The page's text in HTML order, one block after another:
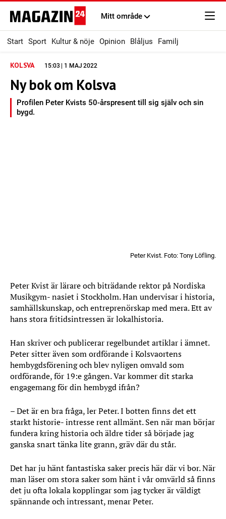
Mitt område
Start Sport Kultur & nöje Opinion Blåljus Familj
KOLSVA 15:03 | 1 MAJ 2022
Ny bok om Kolsva
Profilen Peter Kvists 50-årspresent till sig själv och sin
bygd.
Peter Kvist. Foto: Tony Löfling.
Peter Kvist är lärare och biträdande rektor på Nordiska
Musikgym- nasiet i Stockholm. Han undervisar i historia,
samhällskunskap, och entreprenörskap med mera. Ett av
hans stora fritidsintressen är lokalhistoria.
Han skriver och publicerar regelbundet artiklar i ämnet.
Peter sitter även som ordförande i Kolsvaortens
hembygdsförening och blev nyligen omvald som
ordförande, för 19:e gången. Var kommer dit starka
engagemang för din hembygd ifrån?
– Det är en bra fråga, ler Peter. I botten finns det ett
starkt historie- intresse rent allmänt. Sen när man börjar
fundera kring historia och äldre tider så började jag
ganska snart tänka lite grann, gräv där du står.
Det har ju hänt fantastiska saker precis här där vi bor. När
man läser om stora saker som hänt i vår omvärld så finns
det ju ofta lokala kopplingar som jag tycker är väldigt
spännande och intressant, menar Peter.